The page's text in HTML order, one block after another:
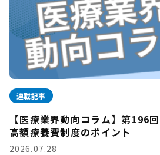
連載記事
【医療業界動向コラム】第196
高額療養費制度のポイント
2026.07.28